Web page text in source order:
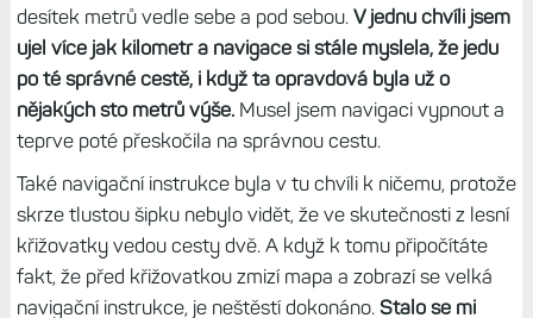
desítek metrů vedle sebe a pod sebou. V jednu chvíli jsem
ujel více jak kilometr a navigace si stále myslela, že jedu
po té správné cestě, i když ta opravdová byla už o
nějakých sto metrů výše.Musel jsem navigaci vypnout a
teprve poté přeskočila na správnou cestu.
Také navigační instrukce byla v tu chvíli k ničemu, protože
skrze tlustou šipku nebylo vidět, že ve skutečnosti z lesní
křižovatky vedou cesty dvě. A když k tomu připočítáte
fakt, že před křižovatkou zmizí mapa a zobrazí se velká
navigační instrukce, je neštěstí dokonáno. Stalo se mi